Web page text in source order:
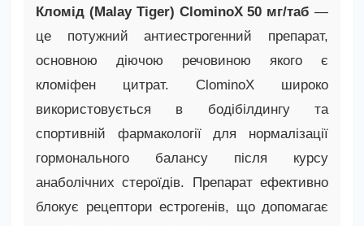
Кломід (Malay Tiger) ClominoX 50 мг/таб —
це потужний антиестрогенний препарат,
основною діючою речовиною якого є
кломіфен цитрат. ClominoX широко
використовується в бодібілдингу та
спортивній фармакології для нормалізації
гормонального балансу після курсу
анаболічних стероїдів. Препарат ефективно
блокує рецептори естрогенів, що допомагає